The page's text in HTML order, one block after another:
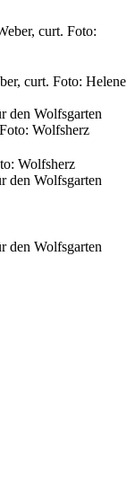
curt. Foto: Helene
den Wolfsgarten
Wolfsherz
den Wolfsgarten
den Wolfsgarten